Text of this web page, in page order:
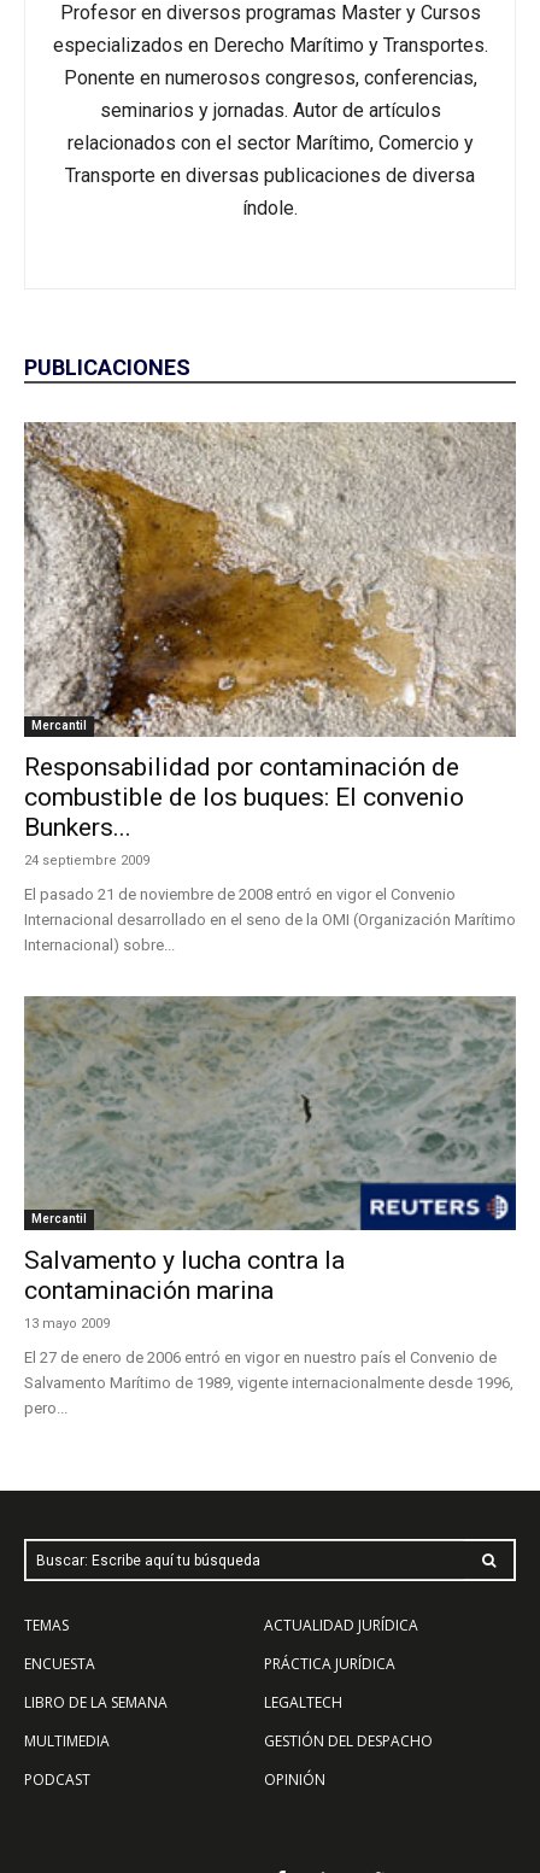
Profesor en diversos programas Master y Cursos
especializados en Derecho Marítimo y Transportes.
Ponente en numerosos congresos, conferencias,
seminarios y jornadas. Autor de artículos
relacionados con el sector Marítimo, Comercio y
Transporte en diversas publicaciones de diversa
índole.
PUBLICACIONES
Mercantil
Responsabilidad por contaminación de
combustible de los buques: El convenio
Bunkers...
24 septiembre 2009
El pasado 21 de noviembre de 2008 entró en vigor el Convenio
Internacional desarrollado en el seno de la OMI (Organización Marítimo
Internacional) sobre...
Mercantil
Salvamento y lucha contra la
contaminación marina
13 mayo 2009
El 27 de enero de 2006 entró en vigor en nuestro país el Convenio de
Salvamento Marítimo de 1989, vigente internacionalmente desde 1996,
pero...
Buscar: Escribe aquí tu búsqueda
TEMAS
ENCUESTA
LIBRO DE LA SEMANA
MULTIMEDIA
PODCAST
ACTUALIDAD JURÍDICA
PRÁCTICA JURÍDICA
LEGALTECH
GESTIÓN DEL DESPACHO
OPINIÓN